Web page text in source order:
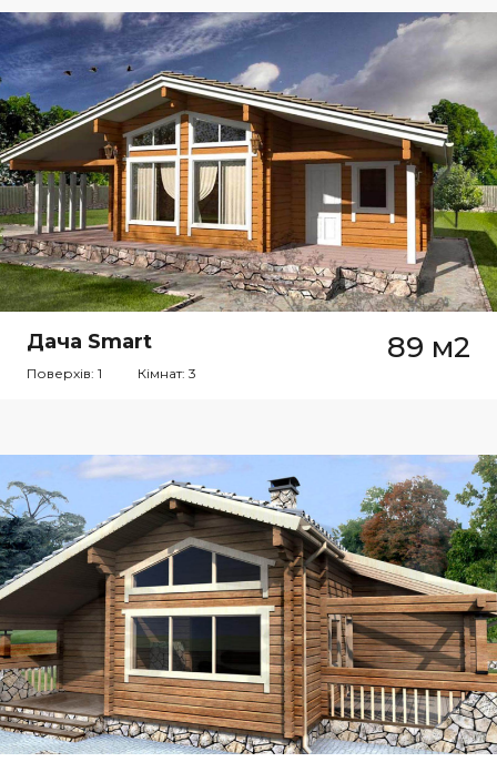
Дача Smart 89 м2
Поверхів: 1 Кімнат: 3